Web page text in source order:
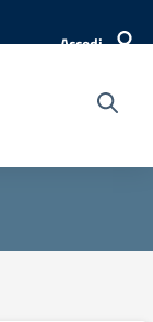
Accedi